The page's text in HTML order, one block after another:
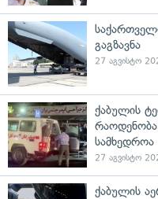
გაგზავნა
27 აგვისტო
ქაბულის
სამხედროა
27 აგვისტო
ქაბულის